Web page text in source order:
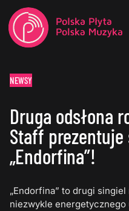
NEWSY
Druga odsłona
Staff prezentuje
„Endorfina”!
„Endorfina” to drugi
niezwykle energetycznego